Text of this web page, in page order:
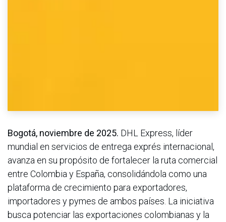
Bogotá, noviembre de 2025. DHL Express, líder
mundial en servicios de entrega exprés internacional,
avanza en su propósito de fortalecer la ruta comercial
entre Colombia y España, consolidándola como una
plataforma de crecimiento para exportadores,
importadores y pymes de ambos países. La iniciativa
busca potenciar las exportaciones colombianas y la